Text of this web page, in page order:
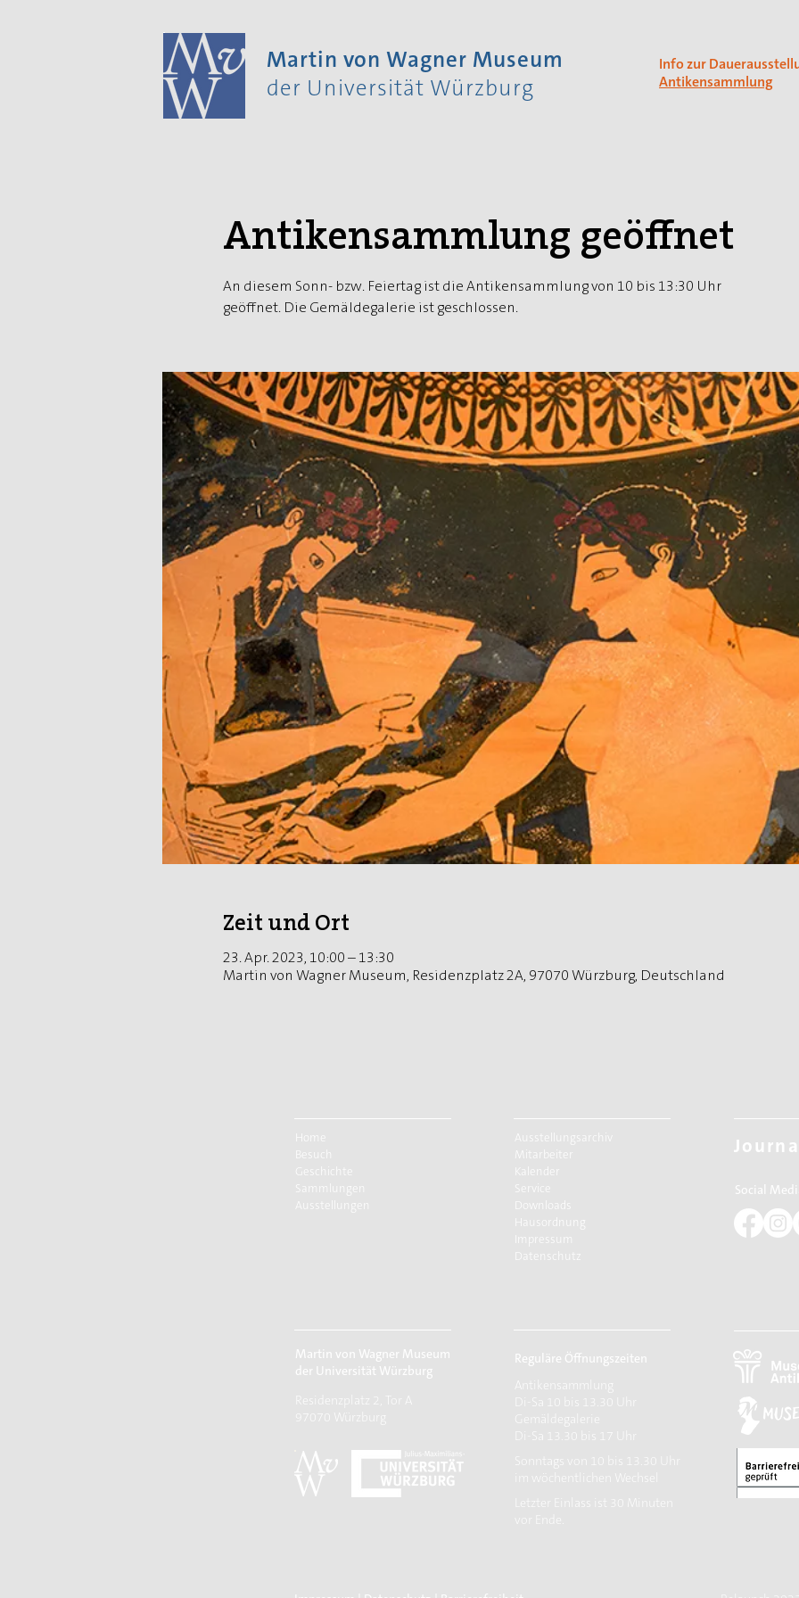
Martin von Wagner Museum
der Universität Würzburg
Info zur
Antikensammlung
Antikensammlung geöffnet
An diesem Sonn- bzw. Feiertag ist die Antikensammlung von 10 bis 13:30 Uhr
geöffnet. Die Gemäldegalerie ist geschlossen.
Zeit und Ort
23. Apr. 2023, 10:00 – 13:30
Martin von Wagner Museum, Residenzplatz 2A, 97070 Würzburg, Deutschland
Home
Geschichte
Sammlungen
Ausstellungen
Ausstellungsarchiv
Mitarbeiter
Kalender
Downloads
Hausordnung
Datenschutz
Social
Martin von Wagner Museum
der Universität Würzburg
Residenzplatz 2, Tor A
97070 Würzburg
Reguläre Öffnungszeiten
Antikensammlung
Gemäldegalerie
Sonntags von 10 bis 13.30 Uhr
im wöchentlichen Wechsel
​Letzter Einlass ist 30 Minuten